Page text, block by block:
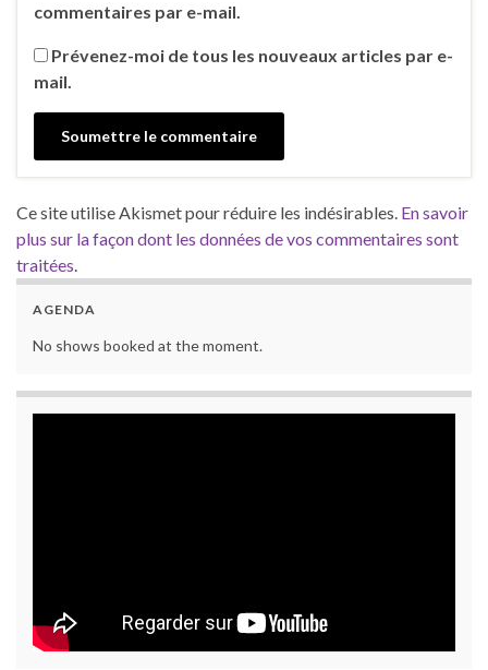
commentaires par e-mail.
Prévenez-moi de tous les nouveaux articles par e-
mail.
Ce site utilise Akismet pour réduire les indésirables. En savoir
plus sur la façon dont les données de vos commentaires sont
traitées.
AGENDA
No shows booked at the moment.